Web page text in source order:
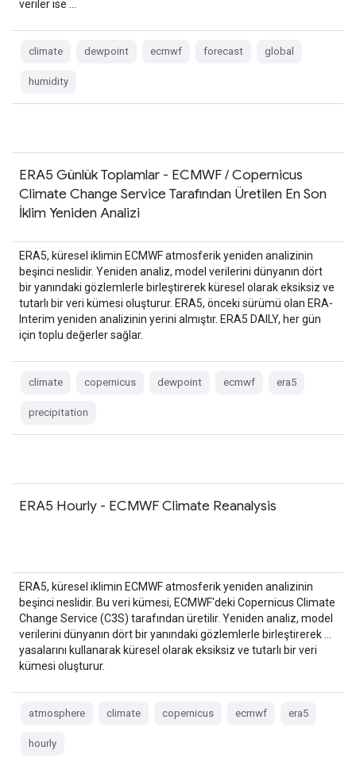
veriler ise …
climate dewpoint ecmwf forecast global
humidity
ERA5 Günlük Toplamlar - ECMWF / Copernicus
Climate Change Service Tarafından Üretilen En Son
İklim Yeniden Analizi
ERA5, küresel iklimin ECMWF atmosferik yeniden analizinin
beşinci neslidir. Yeniden analiz, model verilerini dünyanın dört
bir yanındaki gözlemlerle birleştirerek küresel olarak eksiksiz ve
tutarlı bir veri kümesi oluşturur. ERA5, önceki sürümü olan ERA-
Interim yeniden analizinin yerini almıştır. ERA5 DAILY, her gün
için toplu değerler sağlar.
climate copernicus dewpoint ecmwf era5
precipitation
ERA5 Hourly - ECMWF Climate Reanalysis
ERA5, küresel iklimin ECMWF atmosferik yeniden analizinin
beşinci neslidir. Bu veri kümesi, ECMWF'deki Copernicus Climate
Change Service (C3S) tarafından üretilir. Yeniden analiz, model
verilerini dünyanın dört bir yanındaki gözlemlerle birleştirerek …
yasalarını kullanarak küresel olarak eksiksiz ve tutarlı bir veri
kümesi oluşturur.
atmosphere climate copernicus ecmwf era5
hourly